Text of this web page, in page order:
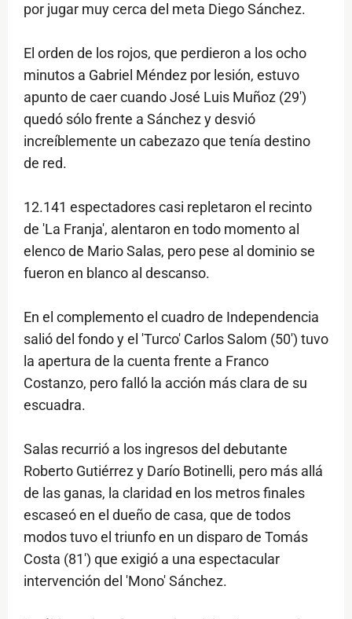
por jugar muy cerca del meta Diego Sánchez.
El orden de los rojos, que perdieron a los ocho
minutos a Gabriel Méndez por lesión, estuvo
apunto de caer cuando José Luis Muñoz (29')
quedó sólo frente a Sánchez y desvió
increíblemente un cabezazo que tenía destino
de red.
12.141 espectadores casi repletaron el recinto
de 'La Franja', alentaron en todo momento al
elenco de Mario Salas, pero pese al dominio se
fueron en blanco al descanso.
En el complemento el cuadro de Independencia
salió del fondo y el 'Turco' Carlos Salom (50') tuvo
la apertura de la cuenta frente a Franco
Costanzo, pero falló la acción más clara de su
escuadra.
Salas recurrió a los ingresos del debutante
Roberto Gutiérrez y Darío Botinelli, pero más allá
de las ganas, la claridad en los metros finales
escaseó en el dueño de casa, que de todos
modos tuvo el triunfo en un disparo de Tomás
Costa (81') que exigió a una espectacular
intervención del 'Mono' Sánchez.